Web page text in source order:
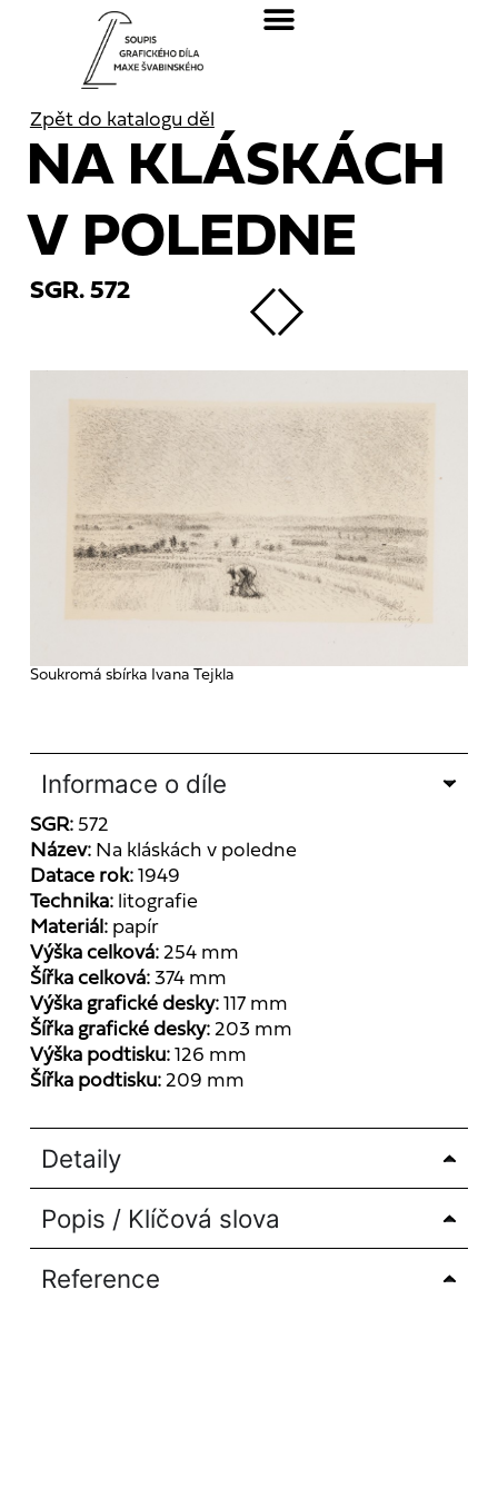
Zpět do katalogu děl
NA KLÁSKÁCH
V POLEDNE
SGR. 572
Soukromá sbírka Ivana Tejkla
Informace o díle
SGR: 572
Název: Na kláskách v poledne
Datace rok: 1949
Technika: litografie
Materiál: papír
Výška celková: 254 mm
Šířka celková: 374 mm
Výška grafické desky: 117 mm
Šířka grafické desky: 203 mm
Výška podtisku: 126 mm
Šířka podtisku: 209 mm
Detaily
Popis / Klíčová slova
Reference